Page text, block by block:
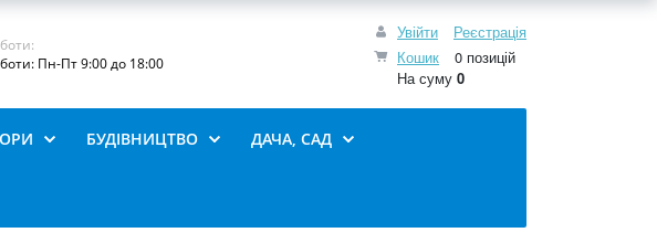
Увійти
Реєстрація
Кошик
0 позицій
На суму 0
Пн-Пт 9:00 до 18:00
БУДІВНИЦТВО ДАЧА, САД